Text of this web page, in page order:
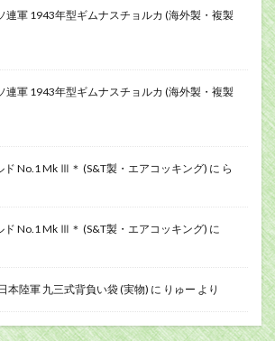
連軍 1943年型ギムナスチョルカ (海外製・複製
連軍 1943年型ギムナスチョルカ (海外製・複製
ド No.1 Mk Ⅲ＊ (S&T製・エアコッキング) に ら
ド No.1 Mk Ⅲ＊ (S&T製・エアコッキング) に
本陸軍 九三式背負い袋 (実物) に りゅー より